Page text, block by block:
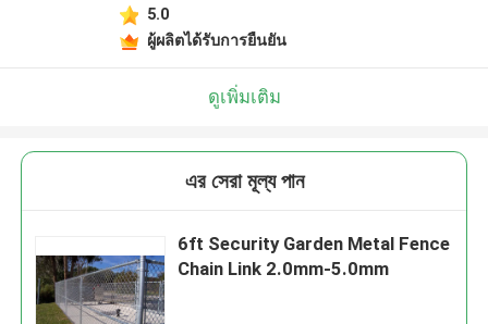
5.0
ผู้ผลิตได้รับการยืนยัน
ดูเพิ่มเติม
এর সেরা মূল্য পান
6ft Security Garden Metal Fence
Chain Link 2.0mm-5.0mm